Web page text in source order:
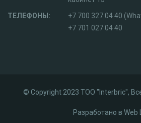
ТЕЛЕФОНЫ:
+7 700 327 04 40
+7 701 027 04 40
© Copyright 2023 ТОО "Interbric",
Разработано в Web